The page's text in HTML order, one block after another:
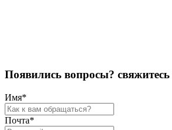
Появились вопросы? свяжитесь
Имя*
Почта*